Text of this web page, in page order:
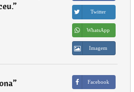
”
Twitter
WhatsApp
Imagem
”
Facebook